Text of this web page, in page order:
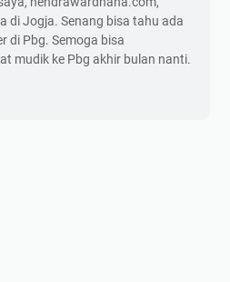
di Jogja. Senang bisa tahu ada
di Pbg. Semoga bisa
mudik ke Pbg akhir bulan nanti.